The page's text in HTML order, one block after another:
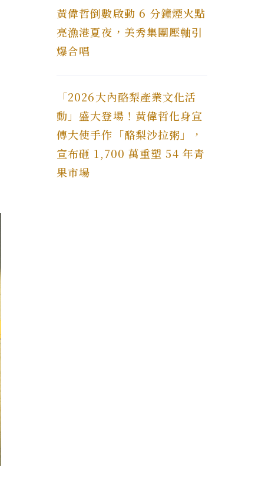
黃偉哲倒數啟動 6 分鐘煙火點
亮漁港夏夜，美秀集團壓軸引
爆合唱
「2026大內酪梨產業文化活
動」盛大登場！黃偉哲化身宣
傳大使手作「酪梨沙拉粥」，
宣布砸 1,700 萬重塑 54 年青
果市場